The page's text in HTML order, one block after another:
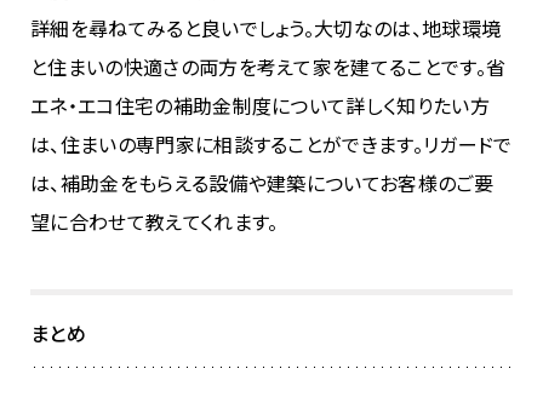
詳細を尋ねてみると良いでしょう。大切なのは、地球環境
と住まいの快適さの両方を考えて家を建てることです。省
エネ・エコ住宅の補助金制度について詳しく知りたい方
は、住まいの専門家に相談することができます。リガードで
は、補助金をもらえる設備や建築についてお客様のご要
望に合わせて教えてくれます。
まとめ